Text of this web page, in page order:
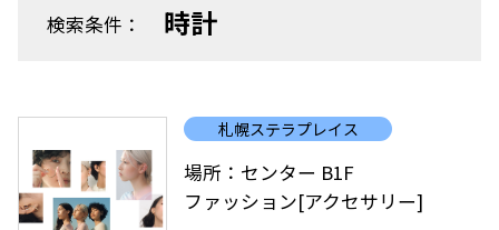
検索条件： 時計
札幌ステラプレイス
場所：センター B1F
ファッション[アクセサリー]